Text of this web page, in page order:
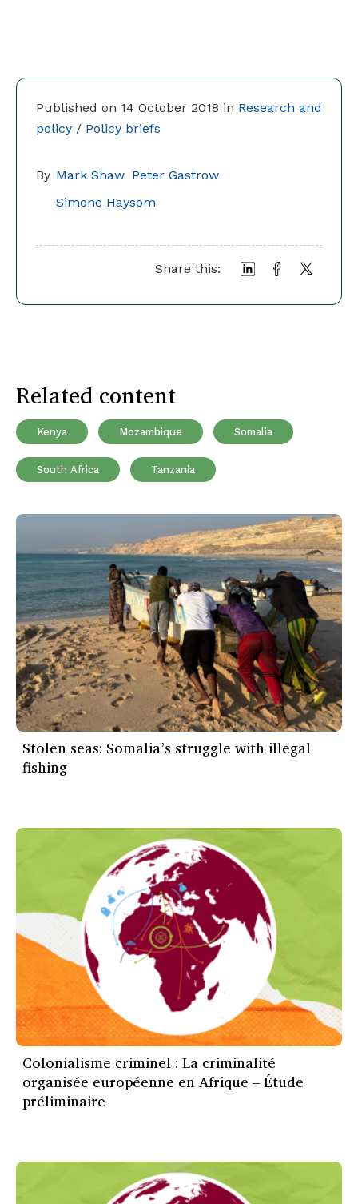
Published on 14 October 2018 in Research and
policy / Policy briefs
By Mark Shaw Peter Gastrow
Simone Haysom
Share this:
Related content
Kenya Mozambique Somalia
South Africa Tanzania
Stolen seas: Somalia’s struggle with illegal
fishing
Colonialisme criminel : La criminalité
organisée européenne en Afrique – Étude
préliminaire